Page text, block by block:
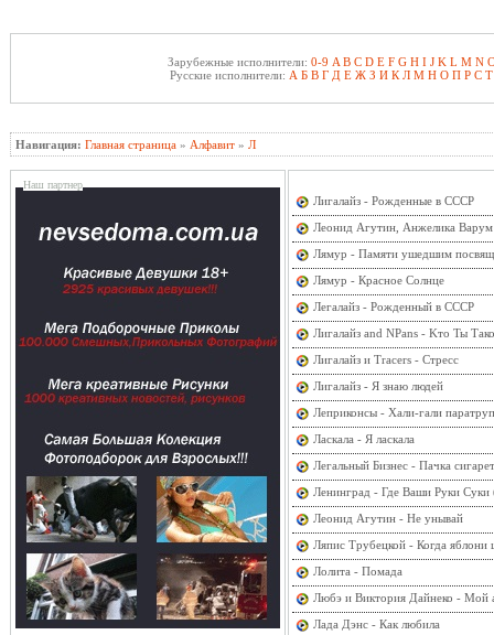
Зарубежные исполнители: 0-9 A B C D E F G H I J K L M N
Русские исполнители: А Б В Г Д Е Ж З И К Л М Н О П Р С Т
Навигация: Главная страница » Алфавит » Л
Наш партнер
Лигалайз - Рожденные в СССР
Леонид Агутин, Анжелика Варум
Лямур - Памяти ушедшим
Лямур - Красное Солнце
Легалайз - Рожденный в СССР
Лигалайз and NPans - Kто Ты
Лигалайз и Tracers - Стресс
Лигалайз - Я знаю людей
Леприконсы - Хали-гали
Ласкала - Я ласкала
Легальный Бизнес - Пачка сигарет
Ленинград - Где Ваши Руки Суки
Леонид Агутин - Не унывай
Ляпис Трубецкой - Когда яблони
Лолита - Помада
Любэ и Виктория Дайнеко - Мой
Лада Дэнс - Как любила